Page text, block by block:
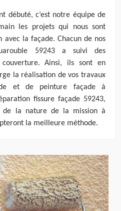
débuté, c’est notre équipe de
les projets qui nous sont
la façade. Chacun de nos
59243 a suivi des
Ainsi, ils sont en
la réalisation de vos travaux
et de peinture façade à
fissure façade 59243,
de la nature de la mission à
la meilleure méthode.